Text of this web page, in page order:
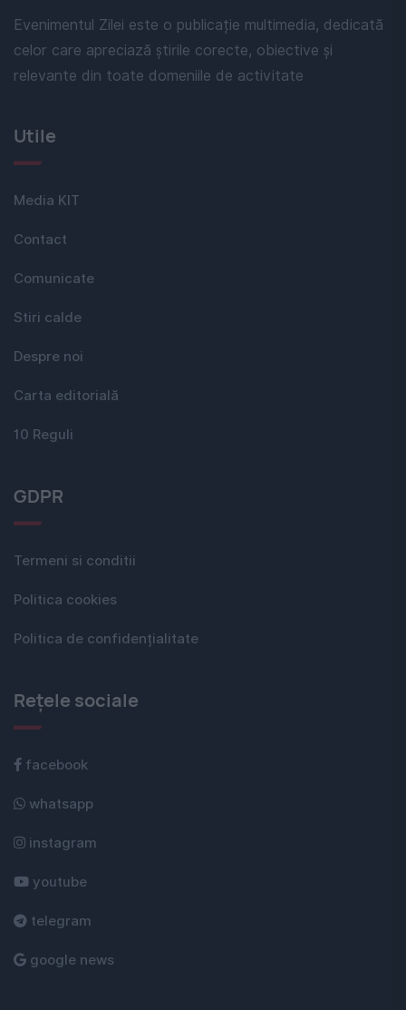
Evenimentul Zilei este o publicație multimedia, dedicată
celor care apreciază știrile corecte, obiective și
relevante din toate domeniile de activitate
Utile
Media KIT
Contact
Comunicate
Stiri calde
Despre noi
Carta editorială
10 Reguli
GDPR
Termeni si conditii
Politica cookies
Politica de confidențialitate
Rețele sociale
facebook
whatsapp
instagram
youtube
telegram
google news